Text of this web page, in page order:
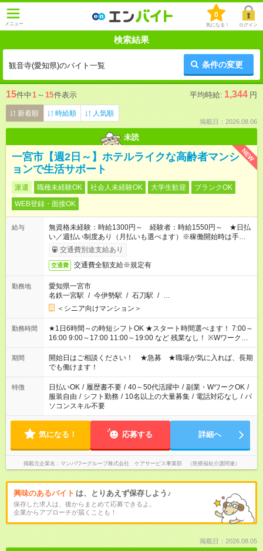
メニュー
0
気になる！ ログイン
検索結果
観音寺(愛知県)のバイト一覧 条件の変更
15件中1 ～ 15件表示 平均時給: 1,344 円
新着順 時給順 人気順
掲載日：2026.08.06
未読
NEW
一宮市【週2日～】ホテルライクな高齢者マンシ
ョンで生活サポート
派遣 職種未経験OK 社会人未経験OK 大学生歓迎
ブランクOK
WEB登録・面接OK
給与
無資格未経験：時給1300円～ 経験者：時給1550円～ ★日払
い／週払い制度あり（月払いも選べます）※稼働開始時は手続き
完了次第のお支払いとなります。
交通費別途支給あり
交通費 交通費全額支給※規定有
勤務地
愛知県一宮市
名鉄一宮駅 / 今伊勢駅 / 石刀駅 / …
＜シニア向けマンション＞
勤務時間
★1日6時間～の時短シフトOK ★スタート時間選べます！ 7:00～
16:00 9:00～17:00 11:00～19:00 など 残業なし！ ※Wワークの
場合、他のお仕事と合わせ週40時間超の就業はご案内できませ
ん ※法令に基づき、週20時間以上勤務は社会保険への加入対象
となります ※労働者派遣法（日雇い派遣の原則禁止）により、
短時間・短期間の就業はご案内が難しい場合があります
期間
開始日はご相談ください！ ★急募 ★職場が気に入れば、長期
でも働けます！
特徴 日払いOK / 履歴書不要 / 40～50代活躍中 / 副業・WワークOK /
服装自由 / シフト勤務 / 10名以上の大量募集 / 電話対応なし / パ
ソコンスキル不要
気になる！ 応募する 詳細へ
掲載元企業名 マンパワーグループ株式会社 ケアサービス事業部 （医療福祉介護関連）
興味のあるバイト は、とりあえず保存しよう♪
保存した求人は、後からまとめて応募できるよ。
企業からアプローチが届くことも！
掲載日：2026.08.05